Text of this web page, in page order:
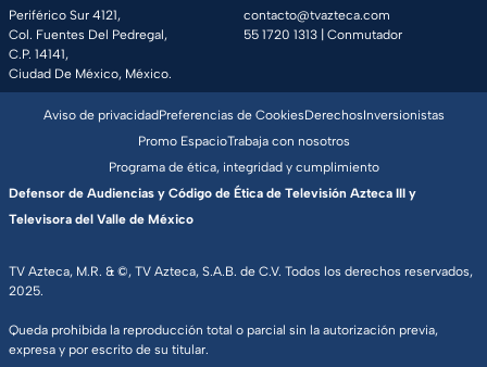
Periférico Sur 4121,
Col. Fuentes Del Pedregal,
C.P. 14141,
Ciudad De México, México.
contacto@tvazteca.com
55 1720 1313 | Conmutador
TV Azteca, M.R. & ©, TV Azteca, S.A.B. de C.V. Todos los derechos reservados,
2025.
Queda prohibida la reproducción total o parcial sin la autorización previa,
expresa y por escrito de su titular.
Aviso de privacidadPreferencias de CookiesDerechosInversionistas
Promo EspacioTrabaja con nosotros
Programa de ética, integridad y cumplimiento
Defensor de Audiencias y Código de Ética de Televisión Azteca III y
Televisora del Valle de México